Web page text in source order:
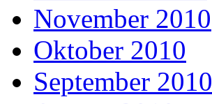
November 2010
Oktober 2010
September 2010